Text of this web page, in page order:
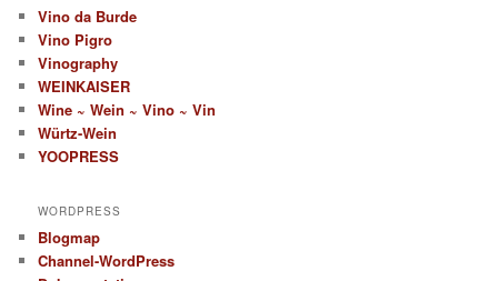
Vino da Burde
Vino Pigro
Vinography
WEINKAISER
Wine ~ Wein ~ Vino ~ Vin
Würtz-Wein
YOOPRESS
WORDPRESS
Blogmap
Channel-WordPress